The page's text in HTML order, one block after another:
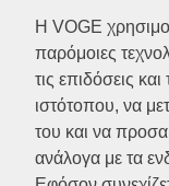
Η VOGE
παρόμοιες
τις επιδόσεις και
ιστότοπου, να
του και να
ανάλογα με τα